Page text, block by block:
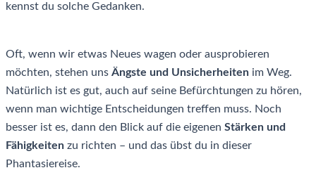
kennst du solche Gedanken.
Oft, wenn wir etwas Neues wagen oder ausprobieren
möchten, stehen uns Ängste und Unsicherheiten im Weg.
Natürlich ist es gut, auch auf seine Befürchtungen zu hören,
wenn man wichtige Entscheidungen treffen muss. Noch
besser ist es, dann den Blick auf die eigenen Stärken und
Fähigkeiten zu richten – und das übst du in dieser
Phantasiereise.